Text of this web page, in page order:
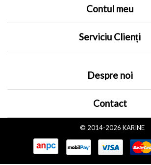
Contul meu
Serviciu Clienți
Despre noi
Contact
© 2014-2026 KARINE